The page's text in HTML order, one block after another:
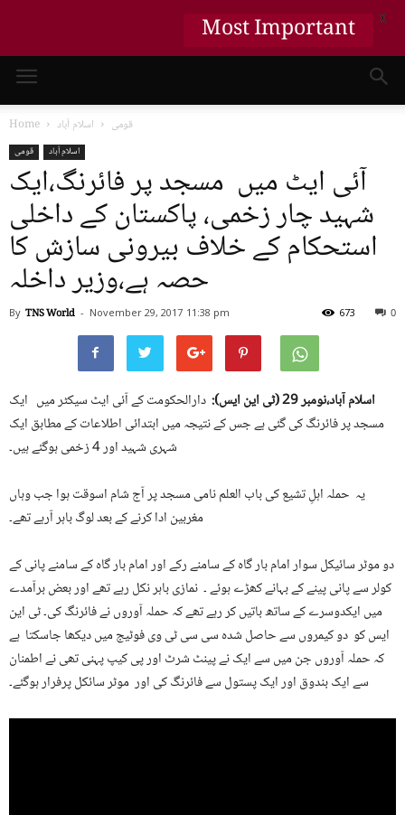
Home قومی اسلام آباد
قومی اسلام آباد
آئی ایٹ میں مسجد پر فائرنگ،ایک
شہید چار زخمی، پاکستان کے داخلی
استحکام کے خلاف بیرونی سازش کا
حصہ ہے،وزیر داخلہ
By TNS World - November 29, 2017 11:38 pm 0
673
اسلام آباد،نومبر 29 (ٹی این ایس):
دارالحکومت کے آئی ایٹ سیکٹر میں ایک
مسجد پر فائرنگ کی گئی ہے جس کے نتیجہ میں ابتدائی اطلاعات کے مطابق ایک
شہری شہید اور 4 زخمی ہوگئے ہیں۔
یہ حملہ اہلِ تشیع کی باب العلم نامی مسجد پر آج شام اسوقت ہوا جب وہاں
مغربین ادا کرنے کے بعد لوگ باہر آرہے تھے۔
دو موٹر سائیکل سوار امام بار گاہ کے سامنے رکے اور امام بار گاہ کے سامنے پانی کے
کولر سے پانی پینے کے بہانے کھڑے ہوئے ۔ نمازی باہر نکل رہے تھے اور بعض برآمدے
میں ایکدوسرے کے ساتھ باتیں کر رہے تھے کہ حملہ آوروں نے فائرنگ کی۔ ٹی این
ایس کو دو کیمروں سے حاصل شدہ سی سی ٹی وی فوٹیج میں دیکھا جاسکتا ہے
کہ حملہ آوروں جن میں سے ایک نے پینٹ شرٹ اور پی کیپ پہنی تھی نے اطمنان
سے ایک بندوق اور ایک پستول سے فائرنگ کی اور موٹر سائکل پرفرار ہوگئے۔
Most Important X